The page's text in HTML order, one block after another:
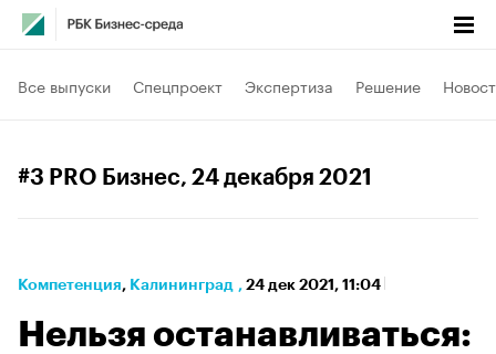
Все выпуски Спецпроект Экспертиза Решение
#3 PRO Бизнес, 24 декабря 2021
Компетенция⁠, Калининград , 24 дек 2021, 11:04
Нельзя останавливаться: